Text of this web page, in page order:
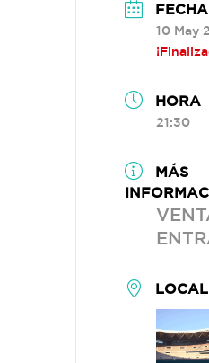
FECHA
10 May
HORA
21:30
MÁS